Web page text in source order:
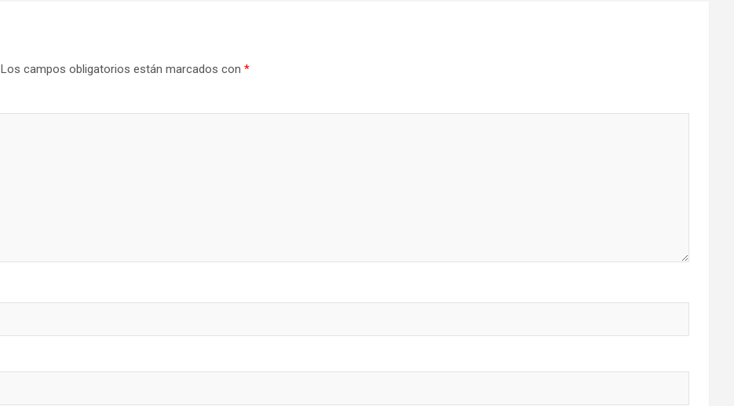
Los campos obligatorios están marcados con *